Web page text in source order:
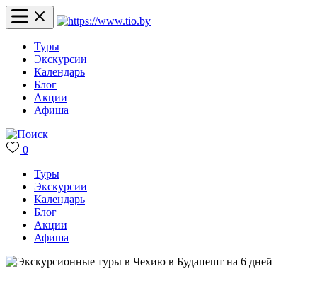
Туры
Экскурсии
Календарь
Блог
Акции
Афиша
0
Туры
Экскурсии
Календарь
Блог
Акции
Афиша